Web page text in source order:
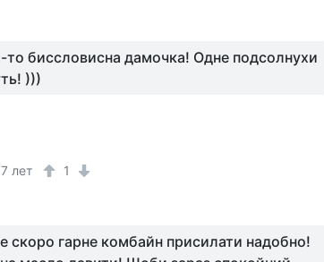
биссловисна дамочка! Одне подсолнухи
)))
7 лет 1
скоро гарне комбайн присилати надобно!